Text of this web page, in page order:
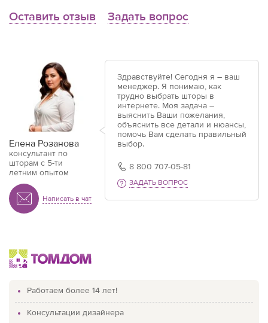
Оставить отзыв Задать вопрос
Елена Розанова
консультант по
шторам с 5-ти
летним опытом
Написать в чат
Здравствуйте! Сегодня я – ваш
менеджер. Я понимаю, как
трудно выбрать шторы в
интернете. Моя задача –
выяснить Ваши пожелания,
объяснить все детали и нюансы,
помочь Вам сделать правильный
выбор.
8 800 707-05-81
ЗАДАТЬ ВОПРОС
Работаем более 14 лет!
Консультации дизайнера